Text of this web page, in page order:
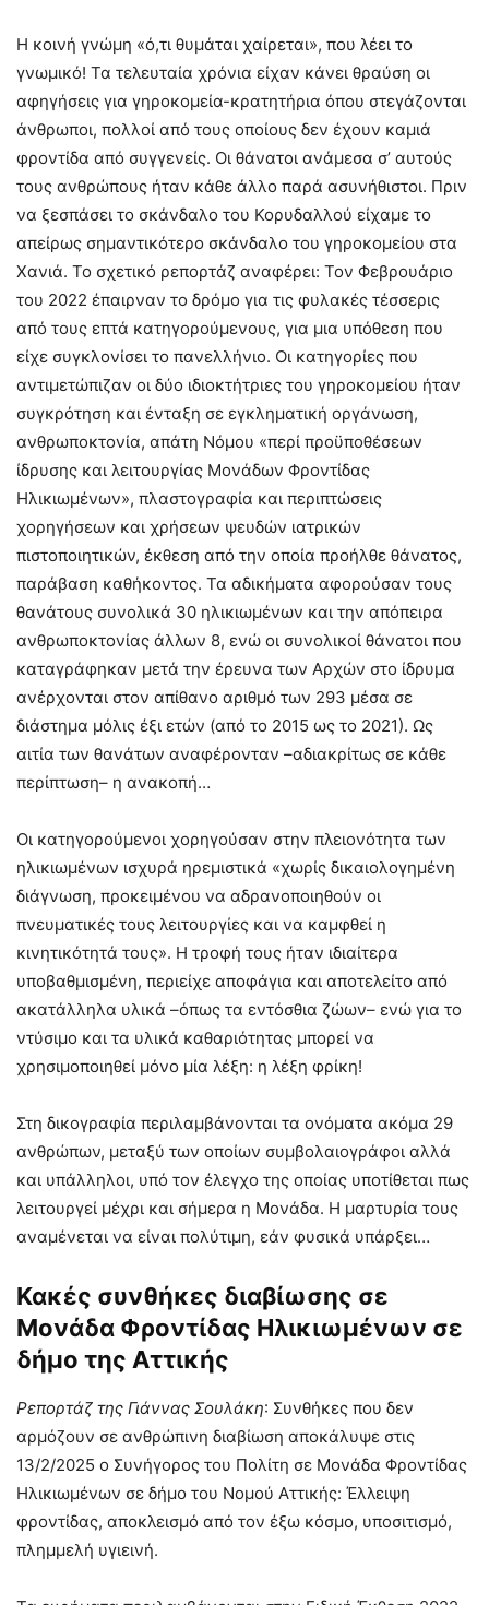
Η κοινή γνώμη «ό,τι θυμάται χαίρεται», που λέει το
γνωμικό! Τα τελευταία χρόνια είχαν κάνει θραύση οι
αφηγήσεις για γηροκομεία-κρατητήρια όπου στεγάζονται
άνθρωποι, πολλοί από τους οποίους δεν έχουν καμιά
φροντίδα από συγγενείς. Οι θάνατοι ανάμεσα σ’ αυτούς
τους ανθρώπους ήταν κάθε άλλο παρά ασυνήθιστοι. Πριν
να ξεσπάσει το σκάνδαλο του Κορυδαλλού είχαμε το
απείρως σημαντικότερο σκάνδαλο του γηροκομείου στα
Χανιά. Το σχετικό ρεπορτάζ αναφέρει: Τον Φεβρουάριο
του 2022 έπαιρναν το δρόμο για τις φυλακές τέσσερις
από τους επτά κατηγορούμενους, για μια υπόθεση που
είχε συγκλονίσει το πανελλήνιο. Οι κατηγορίες που
αντιμετώπιζαν οι δύο ιδιοκτήτριες του γηροκομείου ήταν
συγκρότηση και ένταξη σε εγκληματική οργάνωση,
ανθρωποκτονία, απάτη Νόμου «περί προϋποθέσεων
ίδρυσης και λειτουργίας Μονάδων Φροντίδας
Ηλικιωμένων», πλαστογραφία και περιπτώσεις
χορηγήσεων και χρήσεων ψευδών ιατρικών
πιστοποιητικών, έκθεση από την οποία προήλθε θάνατος,
παράβαση καθήκοντος. Τα αδικήματα αφορούσαν τους
θανάτους συνολικά 30 ηλικιωμένων και την απόπειρα
ανθρωποκτονίας άλλων 8, ενώ οι συνολικοί θάνατοι που
καταγράφηκαν μετά την έρευνα των Αρχών στο ίδρυμα
ανέρχονται στον απίθανο αριθμό των 293 μέσα σε
διάστημα μόλις έξι ετών (από το 2015 ως το 2021). Ως
αιτία των θανάτων αναφέρονταν –αδιακρίτως σε κάθε
περίπτωση– η ανακοπή…
Οι κατηγορούμενοι χορηγούσαν στην πλειονότητα των
ηλικιωμένων ισχυρά ηρεμιστικά «χωρίς δικαιολογημένη
διάγνωση, προκειμένου να αδρανοποιηθούν οι
πνευματικές τους λειτουργίες και να καμφθεί η
κινητικότητά τους». H τροφή τους ήταν ιδιαίτερα
υποβαθμισμένη, περιείχε αποφάγια και αποτελείτο από
ακατάλληλα υλικά –όπως τα εντόσθια ζώων– ενώ για το
ντύσιμο και τα υλικά καθαριότητας μπορεί να
χρησιμοποιηθεί μόνο μία λέξη: η λέξη φρίκη!
Στη δικογραφία περιλαμβάνονται τα ονόματα ακόμα 29
ανθρώπων, μεταξύ των οποίων συμβολαιογράφοι αλλά
και υπάλληλοι, υπό τον έλεγχο της οποίας υποτίθεται πως
λειτουργεί μέχρι και σήμερα η Μονάδα. Η μαρτυρία τους
αναμένεται να είναι πολύτιμη, εάν φυσικά υπάρξει…
Κακές συνθήκες διαβίωσης σε
Μονάδα Φροντίδας Ηλικιωμένων σε
δήμο της Αττικής
Ρεπορτάζ της Γιάννας Σουλάκη: Συνθήκες που δεν
αρμόζουν σε ανθρώπινη διαβίωση αποκάλυψε στις
13/2/2025 ο Συνήγορος του Πολίτη σε Μονάδα Φροντίδας
Ηλικιωμένων σε δήμο του Νομού Αττικής: Έλλειψη
φροντίδας, αποκλεισμό από τον έξω κόσμο, υποσιτισμό,
πλημμελή υγιεινή.